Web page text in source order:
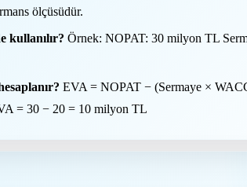
ölçüsüdür.
kullanılır? Örnek: NOPAT: 30 milyon TL
EVA = NOPAT − (Sermaye ×
= 30 − 20 = 10 milyon TL